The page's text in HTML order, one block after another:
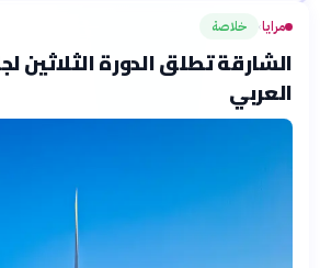
مرايا› خلاصة
الشارقة تطلق الدورة الثلاثين
العربي